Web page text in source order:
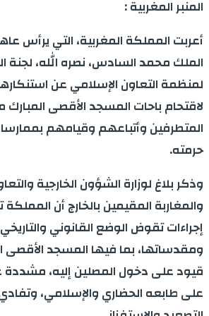
المنبر المغربية :
أعربت المملكة المغربية، التي يرأس
الملك محمد السادس، نصره الله، لجنة
لمنظمة التعاون الإسلامي عن
لاقتحام باحات المسجد الأقصى
المتطرفين وأتباعهم وقيامهم
حرمته.
وذكر بلاغ لوزارة الشؤون الخارجية
والمغاربة المقيمين بالخارج أن
إجراءات تقوض الوضع القانوني
ومقدساتها، بما فيها المسجد الأقصى
قيود على دخول المصلين إليه، مشددة
على طابعه الحضاري والإسلامي،